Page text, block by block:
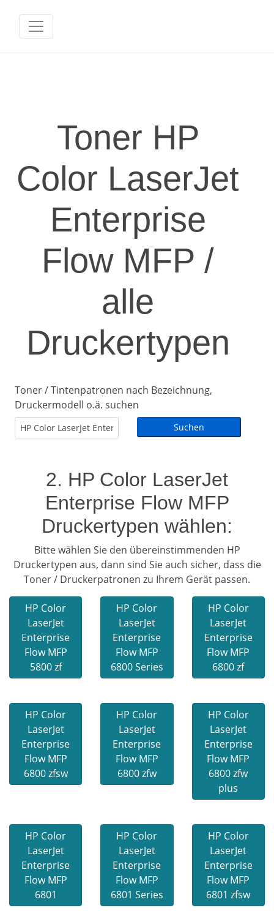
Toner HP
Color LaserJet
Enterprise
Flow MFP /
alle
Druckertypen
Toner / Tintenpatronen nach Bezeichnung,
Druckermodell o.ä. suchen
2. HP Color LaserJet
Enterprise Flow MFP
Druckertypen wählen:
Bitte wählen Sie den übereinstimmenden HP
Druckertypen aus, dann sind Sie auch sicher, dass die
Toner / Druckerpatronen zu Ihrem Gerät passen.
HP Color
LaserJet
Enterprise
Flow MFP
5800 zf
HP Color
LaserJet
Enterprise
Flow MFP
6800 Series
HP Color
LaserJet
Enterprise
Flow MFP
6800 zf
HP Color
LaserJet
Enterprise
Flow MFP
6800 zfsw
HP Color
LaserJet
Enterprise
Flow MFP
6800 zfw
HP Color
LaserJet
Enterprise
Flow MFP
6800 zfw
plus
HP Color
LaserJet
Enterprise
Flow MFP
6801
HP Color
LaserJet
Enterprise
Flow MFP
6801 Series
HP Color
LaserJet
Enterprise
Flow MFP
6801 zfsw